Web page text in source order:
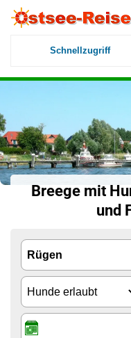
Schnellzugriff
Breege mit
und